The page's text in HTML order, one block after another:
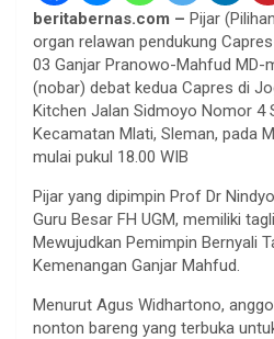
beritabernas.com – Pijar
organ relawan pendukung
03 Ganjar Pranowo-Mahfud MD-
(nobar) debat kedua Capres di
Kitchen Jalan Sidmoyo Nomor 4
Kecamatan Mlati, Sleman, pada
mulai pukul 18.00 WIB
Pijar yang dipimpin Prof Dr
Guru Besar FH UGM, memiliki
Mewujudkan Pemimpin Bernyali
Kemenangan Ganjar Mahfud.
Menurut Agus Widhartono,
nonton bareng yang terbuka